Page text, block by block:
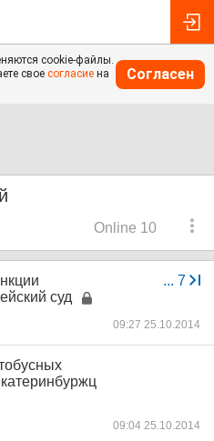
cookie-файлы.
свое согласие на
Согласен
Online 10
... 7
суд
09:27 25.10.2014
09:04 25.10.2014